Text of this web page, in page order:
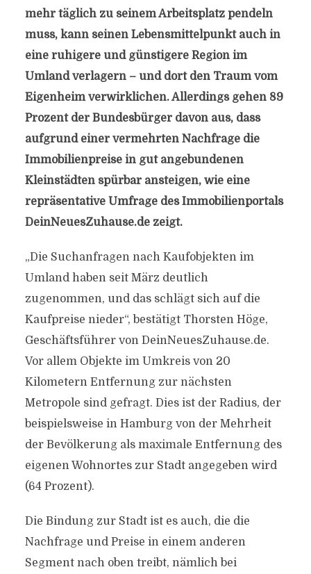
mehr täglich zu seinem Arbeitsplatz pendeln
muss, kann seinen Lebensmittelpunkt auch in
eine ruhigere und günstigere Region im
Umland verlagern – und dort den Traum vom
Eigenheim verwirklichen. Allerdings gehen 89
Prozent der Bundesbürger davon aus, dass
aufgrund einer vermehrten Nachfrage die
Immobilienpreise in gut angebundenen
Kleinstädten spürbar ansteigen, wie eine
repräsentative Umfrage des Immobilienportals
DeinNeuesZuhause.de zeigt.
„Die Suchanfragen nach Kaufobjekten im
Umland haben seit März deutlich
zugenommen, und das schlägt sich auf die
Kaufpreise nieder“, bestätigt Thorsten Höge,
Geschäftsführer von DeinNeuesZuhause.de.
Vor allem Objekte im Umkreis von 20
Kilometern Entfernung zur nächsten
Metropole sind gefragt. Dies ist der Radius, der
beispielsweise in Hamburg von der Mehrheit
der Bevölkerung als maximale Entfernung des
eigenen Wohnortes zur Stadt angegeben wird
(64 Prozent).
Die Bindung zur Stadt ist es auch, die die
Nachfrage und Preise in einem anderen
Segment nach oben treibt, nämlich bei